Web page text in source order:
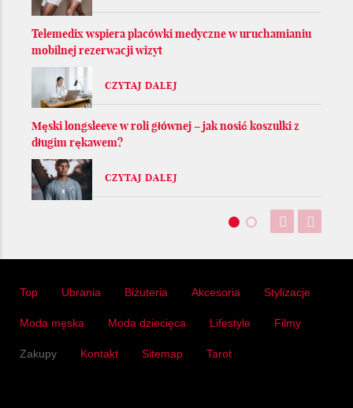
Telemedix wspiera placówki medyczne w uruchamianiu
mobilnej rezerwacji wizyt
CZYTAJ DALEJ
Męski longsleeve w roli głównej – jak nosić koszulki z
długim rękawem?
CZYTAJ DALEJ
Top Ubrania Biżuteria Akcesoria Stylizacje
Moda męska Moda dziecięca Lifestyle Filmy
Zakupy Kontakt Sitemap Tarot